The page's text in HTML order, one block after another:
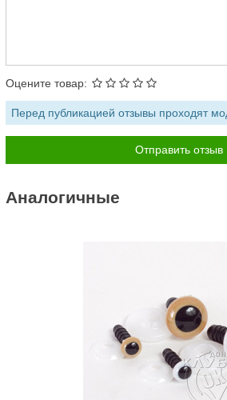
Оцените товар:
Перед публикацией отзывы проходят
Аналогичные